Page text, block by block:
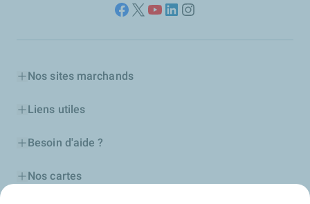
Nos sites marchands
Liens utiles
Besoin d'aide ?
Nos cartes